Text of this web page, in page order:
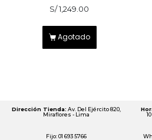
S/1,249.00
Agotado
Dirección Tienda: Av. Del Ejército 820,
Miraflores - Lima
Fijo: 01 693 5766